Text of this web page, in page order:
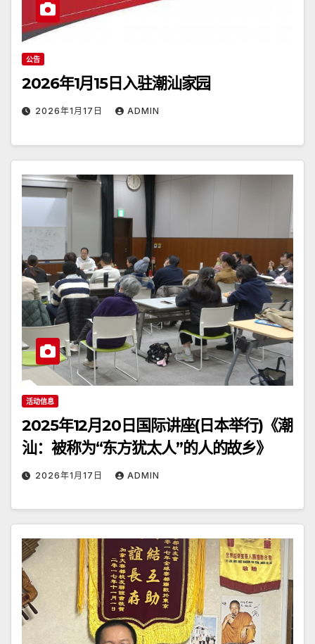
公告
2026年1月15日入驻潮汕家园
2026年1月17日 ADMIN
活动信息
2025年12月20日国际讲座(日本举行)《潮
汕：被称为“东方犹太人”的人的故乡》
2026年1月17日 ADMIN